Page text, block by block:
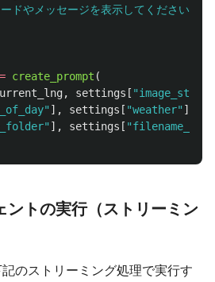
ドやメッセージを表示してください。
= create_prompt (
, settings [ "image_style
" ], settings [ "weather" ],
" ], settings [ "
トの実行（ストリーミン
のストリーミング処理で実行す